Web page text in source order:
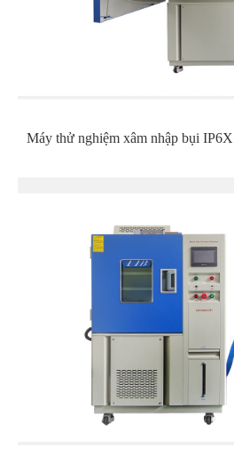
Máy thử nghiệm xâm nhập bụi IP6X